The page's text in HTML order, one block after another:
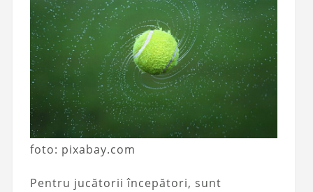
foto: pixabay.com
Pentru jucătorii începători, sunt